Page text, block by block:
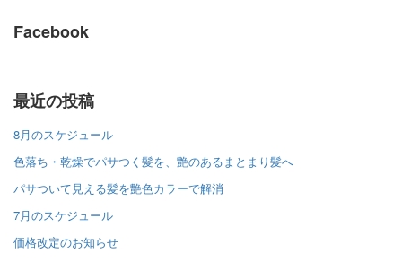
Facebook
最近の投稿
8月のスケジュール
色落ち・乾燥でパサつく髪を、艶のあるまとまり髪へ
パサついて見える髪を艶色カラーで解消
7月のスケジュール
価格改定のお知らせ